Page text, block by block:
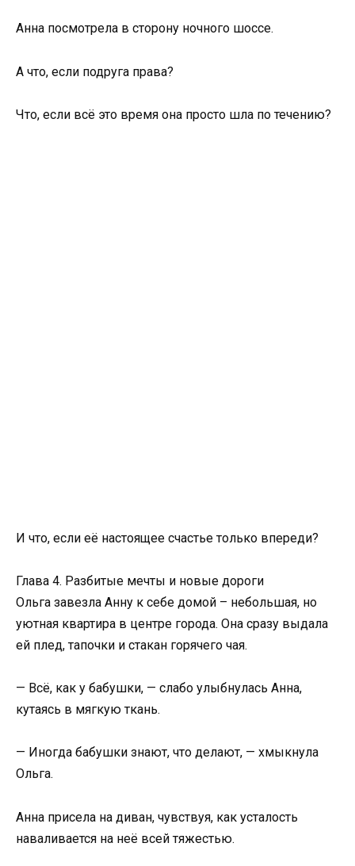
Анна посмотрела в сторону ночного шоссе.
А что, если подруга права?
Что, если всё это время она просто шла по течению?
И что, если её настоящее счастье только впереди?
Глава 4. Разбитые мечты и новые дороги
Ольга завезла Анну к себе домой – небольшая, но
уютная квартира в центре города. Она сразу выдала
ей плед, тапочки и стакан горячего чая.
— Всё, как у бабушки, — слабо улыбнулась Анна,
кутаясь в мягкую ткань.
— Иногда бабушки знают, что делают, — хмыкнула
Ольга.
Анна присела на диван, чувствуя, как усталость
наваливается на неё всей тяжестью.